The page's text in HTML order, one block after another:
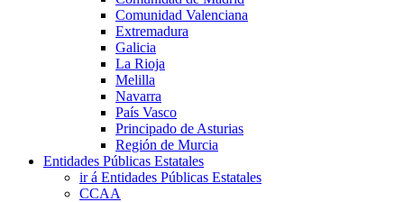
Comunidad Valenciana
Extremadura
Galicia
La Rioja
Melilla
Navarra
País Vasco
Principado de Asturias
Región de Murcia
Entidades Públicas Estatales
ir á Entidades Públicas Estatales
CCAA